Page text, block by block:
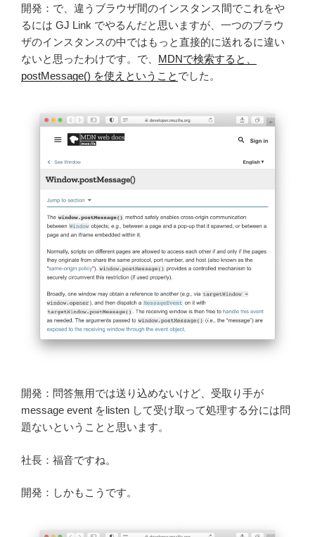
開発：で、違うブラウザ間のインスタンス間でこれをや
るには GJ Link でやるんだと思いますが、一つのブラウ
ザのインスタンスの中ではもっと直接的に送れるに違い
ないと思ったわけです。で、 MDNで検索すると、
postMessage() を使えということ でした。
開発：問答無用では送り込めないけど、受取り手が
message event をlisten して受け取って処理する分には問
題ないということと思います。
社長：福音ですね。
開発：しかもこうです。